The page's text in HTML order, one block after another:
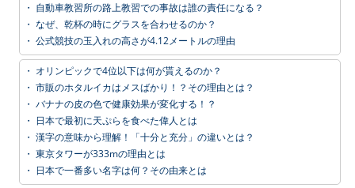
・ 自動車教習所の路上教習での事故は誰の責任になる？
・ なぜ、乾杯の時にグラスを合わせるのか？
・ 公式競技の玉入れの高さが4.12メートルの理由
・ オリンピックで4位以下は何が貰えるのか？
・ 市販のホタルイカはメスばかり！？その理由とは？
・ バナナの皮の色で健康効果が変化する！？
・ 日本で最初に天ぷらを食べた偉人とは
・ 漢字の意味から理解！「十分と充分」の違いとは？
・ 東京タワーが333mの理由とは
・ 日本で一番多い名字は何？その由来とは